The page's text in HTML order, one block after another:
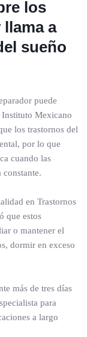
los
a
sueño
puede
Instituto Mexicano
los trastornos del
por lo que
cuando las
en Trastornos
que estos
o mantener el
dormir en exceso
más de tres días
para
a largo